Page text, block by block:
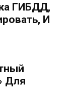
ГИБДД,
И
Для